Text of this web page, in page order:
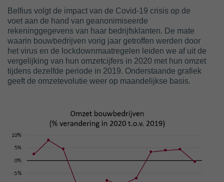
Belfius volgt de impact van de Covid-19 crisis op de
voet aan de hand van geanonimiseerde
rekeninggegevens van haar bedrijfsklanten. De mate
waarin bouwbedrijven vorig jaar getroffen werden door
het virus en de lockdownmaatregelen leiden we af uit de
vergelijking van hun omzetcijfers in 2020 met hun omzet
tijdens dezelfde periode in 2019. Onderstaande grafiek
geeft de omzetevolutie weer op maandelijkse basis.